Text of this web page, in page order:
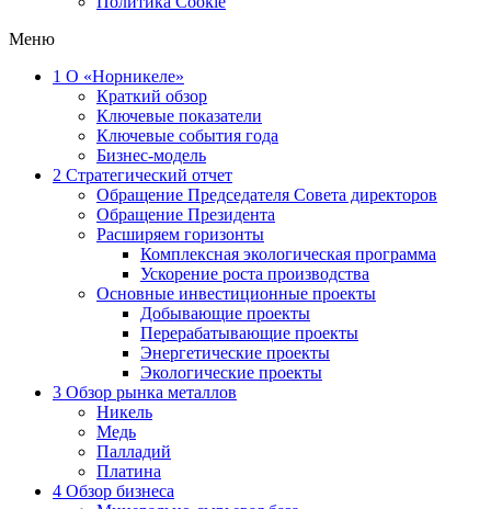
Меню
1 О «Норникеле»
Краткий обзор
Ключевые показатели
Ключевые события года
Бизнес-модель
2 Стратегический отчет
Обращение Председателя Совета директоров
Обращение Президента
Расширяем горизонты
Комплексная экологическая программа
Ускорение роста производства
Основные инвестиционные проекты
Добывающие проекты
Перерабатывающие проекты
Энергетические проекты
Экологические проекты
3 Обзор рынка металлов
Никель
Медь
Палладий
Платина
4 Обзор бизнеса